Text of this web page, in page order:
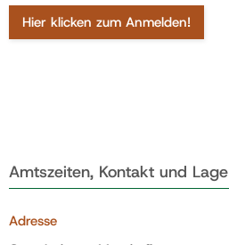
Hier klicken zum Anmelden!
Amtszeiten, Kontakt und Lage
Adresse